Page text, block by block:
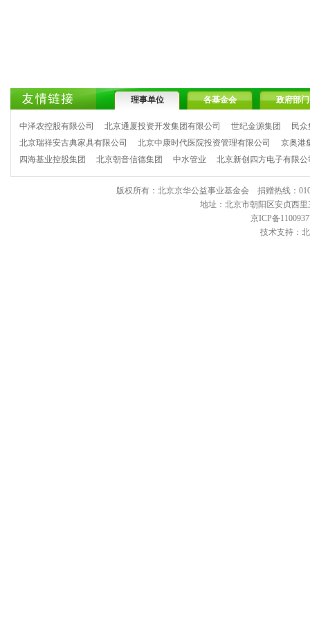
理事单位 各基金会 政府部门
中泽农控股有限公司 北京通厦投资开发集团有限公司 世纪金源集团
民
北京瑞祥安古典家具有限公司
北京中康时代医院投资管理有限公司
京奥港
四海基业控股集团
北京朝音信德集团 中水管业 北京新创四方电子有限公
版权所有：北京京华公益事业基金会 捐赠热线：
地址：北京市朝阳区安贞西
京ICP备
技术支持：